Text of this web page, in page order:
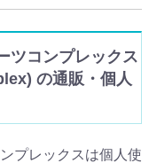
ツコンプレックス
の通販・個人
プレックスは個人使